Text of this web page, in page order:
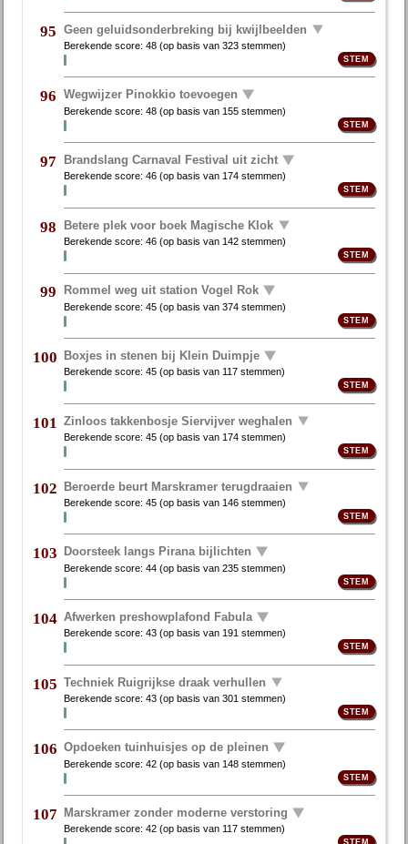
95 Geen geluidsonderbreking bij kwijlbeelden
Berekende score:48 (op basis van323 stemmen)
96 Wegwijzer Pinokkio toevoegen
Berekende score:48 (op basis van 155 stemmen)
97 Brandslang Carnaval Festival uit zicht
Berekende score:46 (op basis van 174 stemmen)
98 Betere plek voor boek Magische Klok
Berekende score:46 (op basis van 142 stemmen)
99 Rommel weg uit station Vogel Rok
Berekende score:45 (op basis van374 stemmen)
100 Boxjes in stenen bij Klein Duimpje
Berekende score:45 (op basis van117 stemmen)
101 Zinloos takkenbosje Siervijver weghalen
Berekende score:45 (op basis van 174 stemmen)
102 Beroerde beurt Marskramer terugdraaien
Berekende score:45 (op basis van 146 stemmen)
103 Doorsteek langs Pirana bijlichten
Berekende score:44 (op basis van235 stemmen)
104 Afwerken preshowplafond Fabula
Berekende score:43 (op basis van 191 stemmen)
105 Techniek Ruigrijkse draak verhullen
Berekende score:43 (op basis van301 stemmen)
106 Opdoeken tuinhuisjes op de pleinen
Berekende score:42 (op basis van 148 stemmen)
107 Marskramer zonder moderne verstoring
Berekende score:42 (op basis van 117 stemmen)